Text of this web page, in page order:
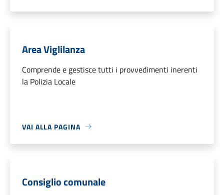
Area Viglilanza
Comprende e gestisce tutti i provvedimenti inerenti
la Polizia Locale
VAI ALLA PAGINA
Consiglio comunale